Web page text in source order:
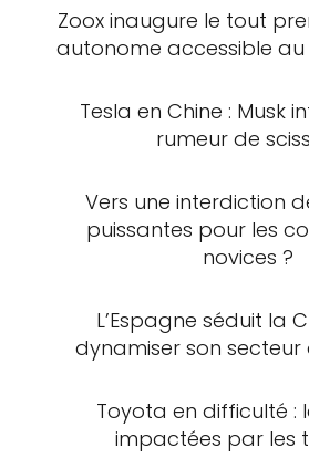
Zoox inaugure le tout
autonome accessible
Tesla en Chine : Musk
rumeur de
Vers une interdiction
puissantes pour les
novices ?
L’Espagne séduit la
dynamiser son
Toyota en difficulté :
impactées par les